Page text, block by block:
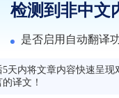
渠黑臭水体整治项目（
程招投标办公室
载
检测到非中文
是否启用自动翻译
5天内将文章内容快速呈现
译文！